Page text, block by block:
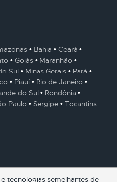
tecnologias semelhantes de
Bahia
Ceará
Goiás
Maranhão
Sul Minas Gerais
Pará
Piauí
Rio de Janeiro
do Sul
Rondônia
Paulo Sergipe Tocantins